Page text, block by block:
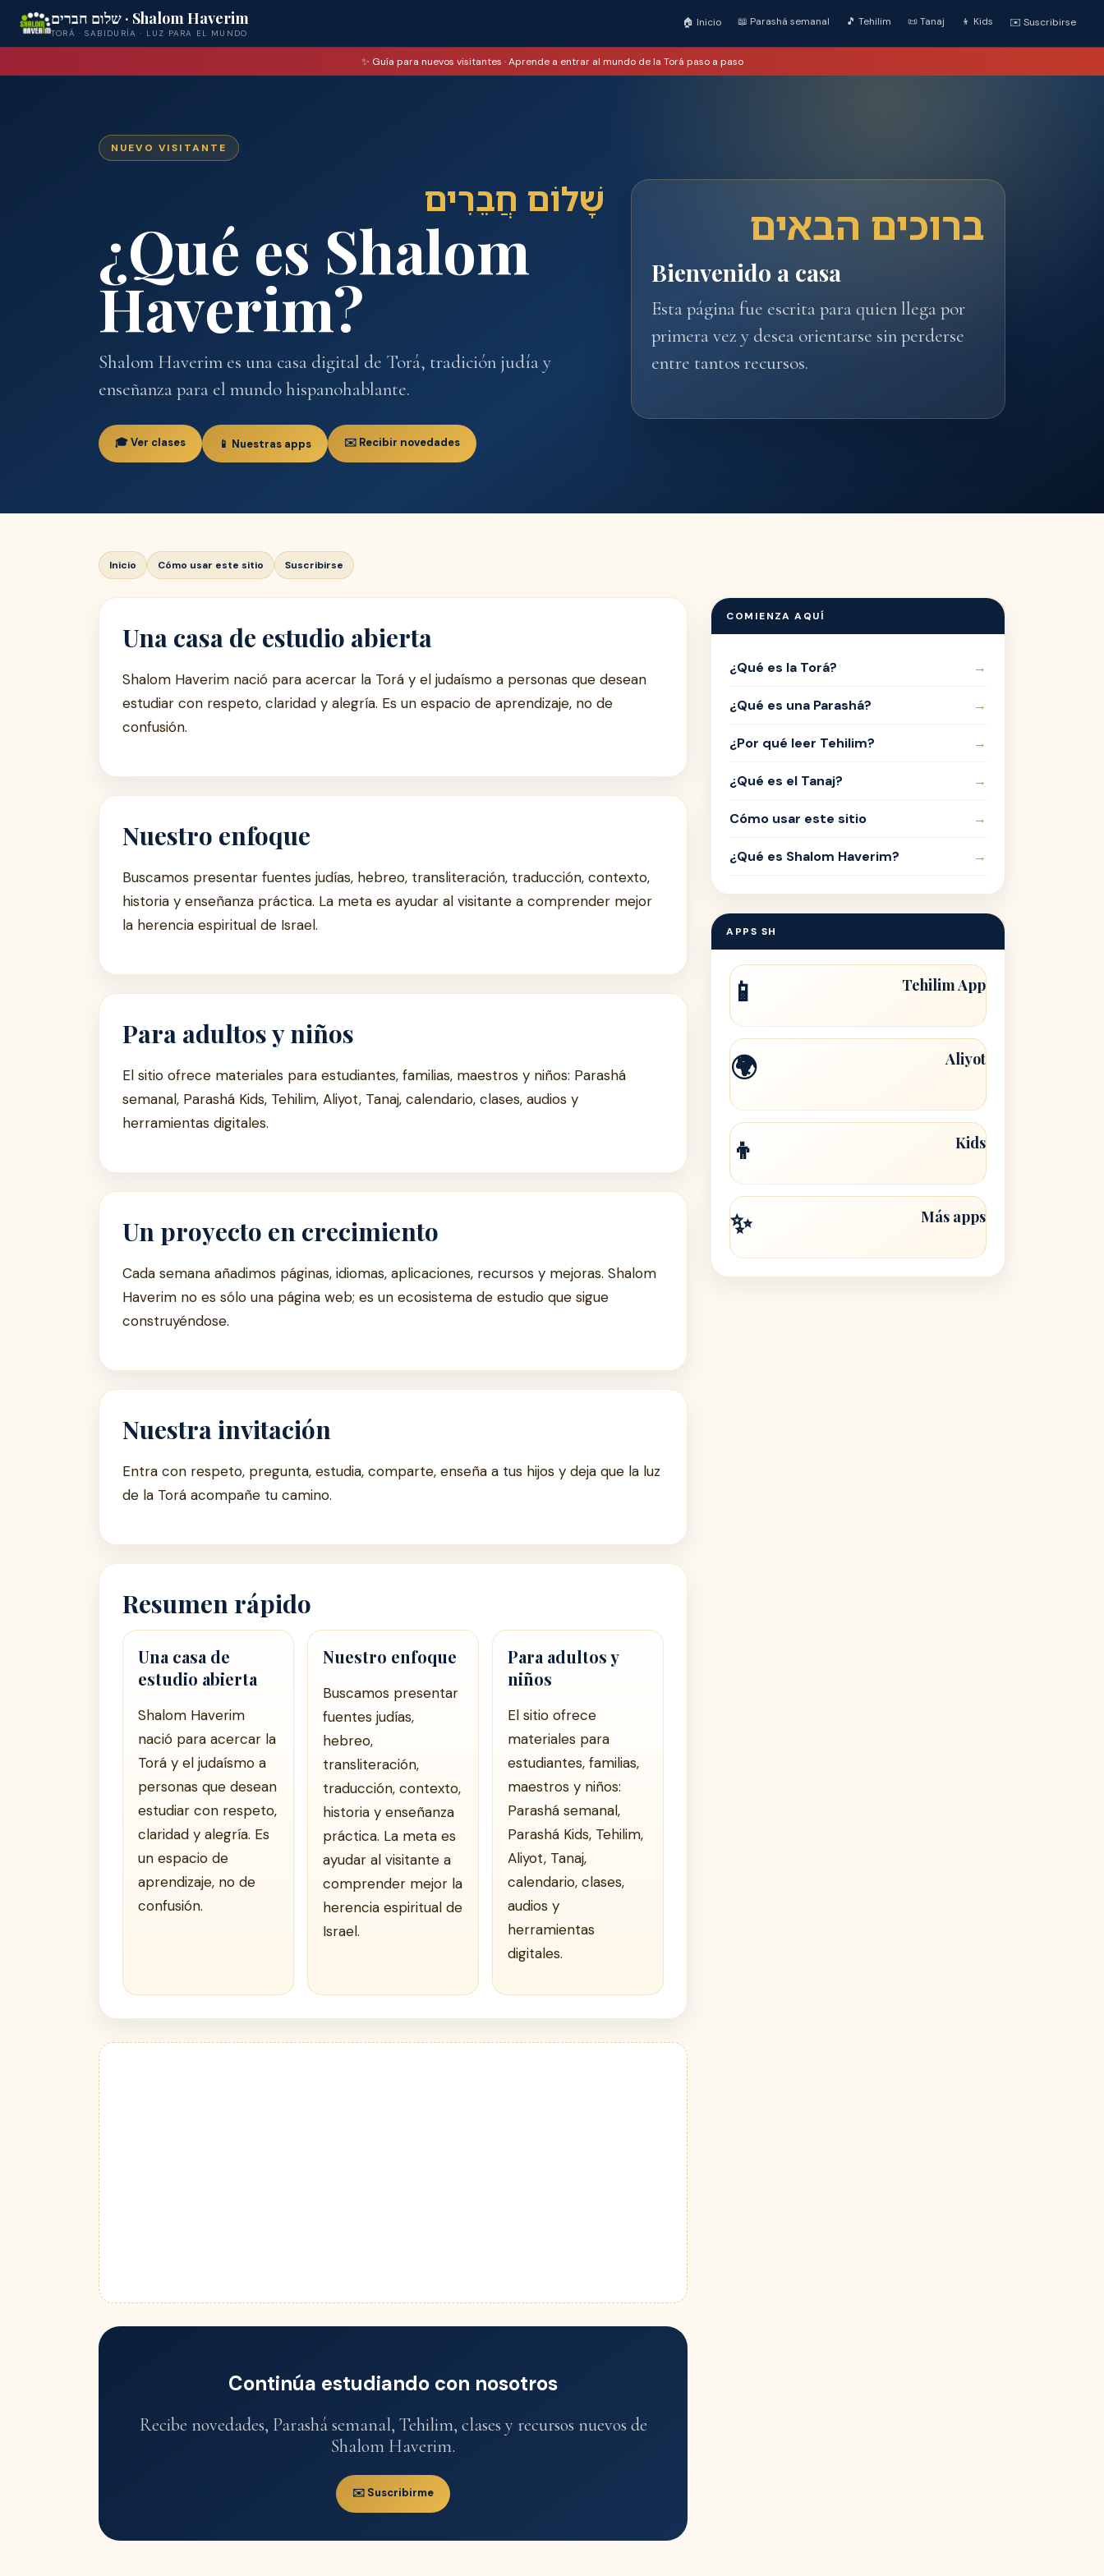
שלום חברים · Shalom Haverim
TORÁ · SABIDURÍA · LUZ PARA EL MUNDO
🏠 Inicio 📖 Parashá semanal 🎵 Tehilim 📜 Tanaj 👦 Kids ✉️ Suscribirse
✨ Guía para nuevos visitantes · Aprende a entrar al mundo de la Torá paso a paso
NUEVO VISITANTE
שָׁלוֹם חֲבֵרִים
¿Qué es Shalom
Haverim?
Shalom Haverim es una casa digital de Torá, tradición judía y
enseñanza para el mundo hispanohablante.
🎓 Ver clases 📱 Nuestras apps ✉️ Recibir novedades
ברוכים הבאים
Bienvenido a casa
Esta página fue escrita para quien llega por
primera vez y desea orientarse sin perderse
entre tantos recursos.
Inicio Cómo usar este sitio Suscribirse
Una casa de estudio abierta
Shalom Haverim nació para acercar la Torá y el judaísmo a personas que desean
estudiar con respeto, claridad y alegría. Es un espacio de aprendizaje, no de
confusión.
Nuestro enfoque
Buscamos presentar fuentes judías, hebreo, transliteración, traducción, contexto,
historia y enseñanza práctica. La meta es ayudar al visitante a comprender mejor
la herencia espiritual de Israel.
Para adultos y niños
El sitio ofrece materiales para estudiantes, familias, maestros y niños: Parashá
semanal, Parashá Kids, Tehilim, Aliyot, Tanaj, calendario, clases, audios y
herramientas digitales.
Un proyecto en crecimiento
Cada semana añadimos páginas, idiomas, aplicaciones, recursos y mejoras. Shalom
Haverim no es sólo una página web; es un ecosistema de estudio que sigue
construyéndose.
Nuestra invitación
Entra con respeto, pregunta, estudia, comparte, enseña a tus hijos y deja que la luz
de la Torá acompañe tu camino.
Resumen rápido
Una casa de
estudio abierta
Shalom Haverim
nació para acercar la
Torá y el judaísmo a
personas que desean
estudiar con respeto,
claridad y alegría. Es
un espacio de
aprendizaje, no de
confusión.
Nuestro enfoque
Buscamos presentar
fuentes judías,
hebreo,
transliteración,
traducción, contexto,
historia y enseñanza
práctica. La meta es
ayudar al visitante a
comprender mejor la
herencia espiritual de
Israel.
Para adultos y
niños
El sitio ofrece
materiales para
estudiantes, familias,
maestros y niños:
Parashá semanal,
Parashá Kids, Tehilim,
Aliyot, Tanaj,
calendario, clases,
audios y
herramientas
digitales.
Continúa estudiando con nosotros
Recibe novedades, Parashá semanal, Tehilim, clases y recursos nuevos de
Shalom Haverim.
✉️ Suscribirme
COMIENZA AQUÍ
¿Qué es la Torá? →
¿Qué es una Parashá? →
¿Por qué leer Tehilim? →
¿Qué es el Tanaj? →
Cómo usar este sitio →
¿Qué es Shalom Haverim? →
APPS SH
📱 Tehilim App
🌍 Aliyot
👦 Kids
✨ Más apps